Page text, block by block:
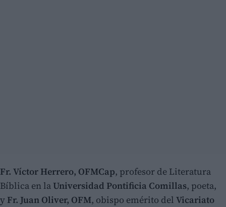
Fr. Víctor Herrero, OFMCap, profesor de Literatura
Bíblica en laUniversidad Pontificia Comillas, poeta,
y Fr. Juan Oliver, OFM, obispo emérito del Vicariato